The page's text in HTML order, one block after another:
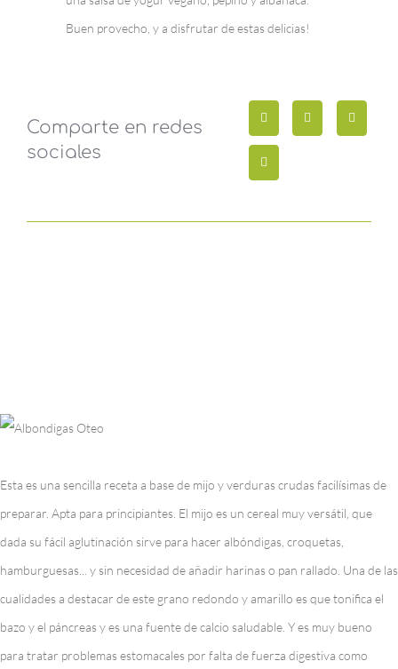
Buen provecho, y a disfrutar de estas delicias!
Comparte en redes
sociales
Esta es una sencilla receta a base de mijo y verduras crudas facilísimas de
preparar. Apta para principiantes. El mijo es un cereal muy versátil, que
dada su fácil aglutinación sirve para hacer albóndigas, croquetas,
hamburguesas... y sin necesidad de añadir harinas o pan rallado. Una de las
cualidades a destacar de este grano redondo y amarillo es que tonifica el
bazo y el páncreas y es una fuente de calcio saludable. Y es muy bueno
para tratar problemas estomacales por falta de fuerza digestiva como